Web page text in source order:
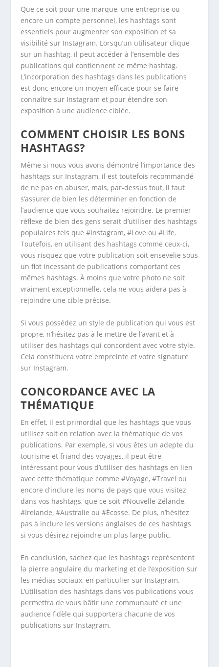
Que ce soit pour une marque, une entreprise ou
encore un compte personnel, les hashtags sont
essentiels pour augmenter son exposition et sa
visibilité sur Instagram. Lorsqu’un utilisateur clique
sur un hashtag, il peut accéder à l’ensemble des
publications qui contiennent ce même hashtag.
L’incorporation des hashtags dans les publications
est donc encore un moyen efficace pour se faire
connaître sur Instagram et pour étendre son
exposition à une audience ciblée.
COMMENT CHOISIR LES BONS
HASHTAGS?
Même si nous vous avons démontré l’importance des
hashtags sur Instagram, il est toutefois recommandé
de ne pas en abuser, mais, par-dessus tout, il faut
s’assurer de bien les déterminer en fonction de
l’audience que vous souhaitez rejoindre. Le premier
réflexe de bien des gens serait d’utiliser des hashtags
populaires tels que #Instagram, #Love ou #Life.
Toutefois, en utilisant des hashtags comme ceux-ci,
vous risquez que votre publication soit ensevelie sous
un flot incessant de publications comportant ces
mêmes hashtags. À moins que votre photo ne soit
vraiment exceptionnelle, cela ne vous aidera pas à
rejoindre une cible précise.
Si vous possédez un style de publication qui vous est
propre, n’hésitez pas à le mettre de l’avant et à
utiliser des hashtags qui concordent avec votre style.
Cela constituera votre empreinte et votre signature
sur Instagram.
CONCORDANCE AVEC LA
THÉMATIQUE
En effet, il est primordial que les hashtags que vous
utilisez soit en relation avec la thématique de vos
publications. Par exemple, si vous êtes un adepte du
tourisme et friand des voyages, il peut être
intéressant pour vous d’utiliser des hashtags en lien
avec cette thématique comme #Voyage, #Travel ou
encore d’inclure les noms de pays que vous visitez
dans vos hashtags, que ce soit #Nouvelle-Zélande,
#Irelande, #Australie ou #Écosse. De plus, n’hésitez
pas à inclure les versions anglaises de ces hashtags
si vous désirez rejoindre un plus large public.
En conclusion, sachez que les hashtags représentent
la pierre angulaire du marketing et de l’exposition sur
les médias sociaux, en particulier sur Instagram.
L’utilisation des hashtags dans vos publications vous
permettra de vous bâtir une communauté et une
audience fidèle qui supportera chacune de vos
publications sur Instagram.